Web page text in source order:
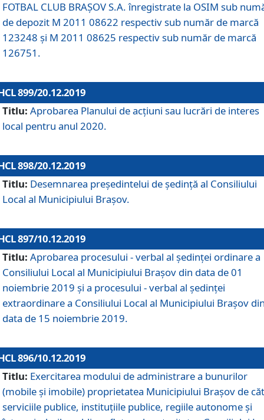
FOTBAL CLUB BRAȘOV S.A. înregistrate la OSIM sub
de depozit M 2011 08622 respectiv sub număr de marcă
123248 și M 2011 08625 respectiv sub număr de marcă
126751.
899/20.12.2019
Titlu: Aprobarea Planului de acţiuni sau lucrări de interes
local pentru anul 2020.
898/20.12.2019
Titlu: Desemnarea preşedintelui de şedinţă al Consiliului
Local al Municipiului Braşov.
897/10.12.2019
Titlu: Aprobarea procesului - verbal al şedinţei ordinare a
Consiliului Local al Municipiului Brașov din data de 01
noiembrie 2019 și a procesului - verbal al ședinței
extraordinare a Consiliului Local al Municipiului Brașov
data de 15 noiembrie 2019.
896/10.12.2019
Titlu: Exercitarea modului de administrare a bunurilor
(mobile și imobile) proprietatea Municipiului Brașov de
serviciile publice, instituțiile publice, regiile autonome și